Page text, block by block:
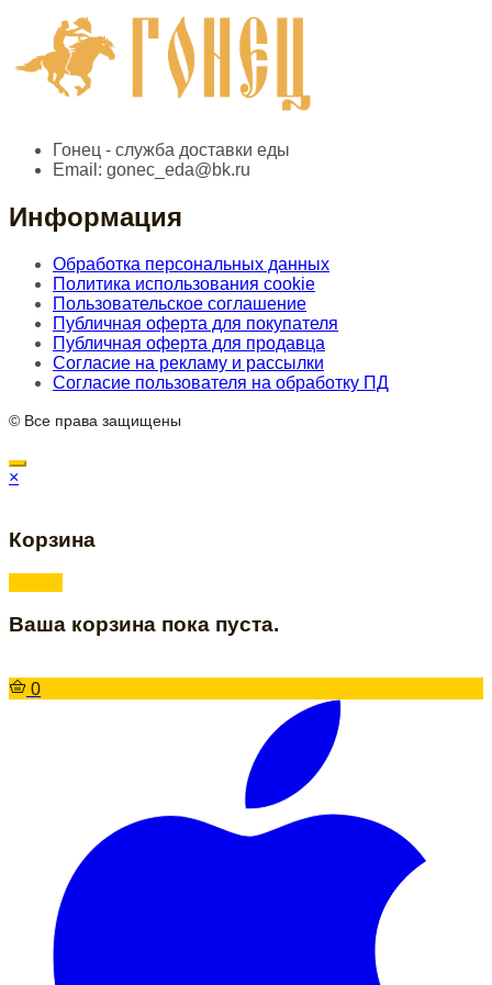
Гонец - служба доставки еды
Email: gonec_eda@bk.ru
Информация
Обработка персональных данных
Политика использования cookie
Пользовательское соглашение
Публичная оферта для покупателя
Публичная оферта для продавца
Согласие на рекламу и рассылки
Согласие пользователя на обработку ПД
© Все права защищены
×
Корзина
Ваша корзина пока пуста.
0